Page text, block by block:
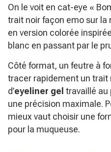
On le voit en cat-eye «
trait noir façon emo sur la
en version colorée
blanc en passant par le
Côté format, un feutre à
tracer rapidement un trait
d’eyeliner gel travaillé au
une précision maximale.
mieux vaut choisir une
pour la muqueuse.